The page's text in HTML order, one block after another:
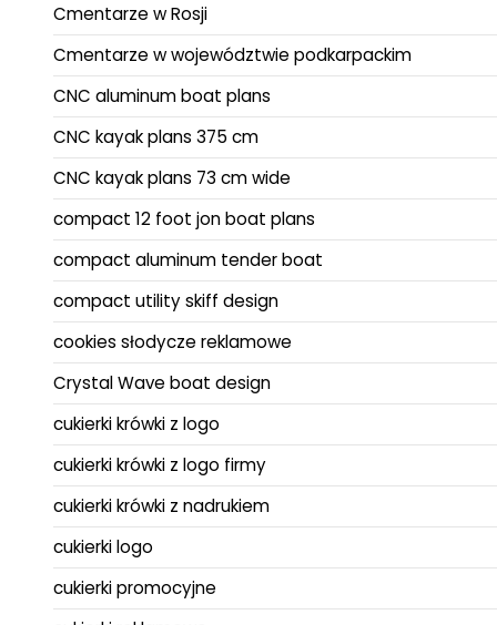
Cmentarze w Rosji
Cmentarze w województwie podkarpackim
CNC aluminum boat plans
CNC kayak plans 375 cm
CNC kayak plans 73 cm wide
compact 12 foot jon boat plans
compact aluminum tender boat
compact utility skiff design
cookies słodycze reklamowe
Crystal Wave boat design
cukierki krówki z logo
cukierki krówki z logo firmy
cukierki krówki z nadrukiem
cukierki logo
cukierki promocyjne